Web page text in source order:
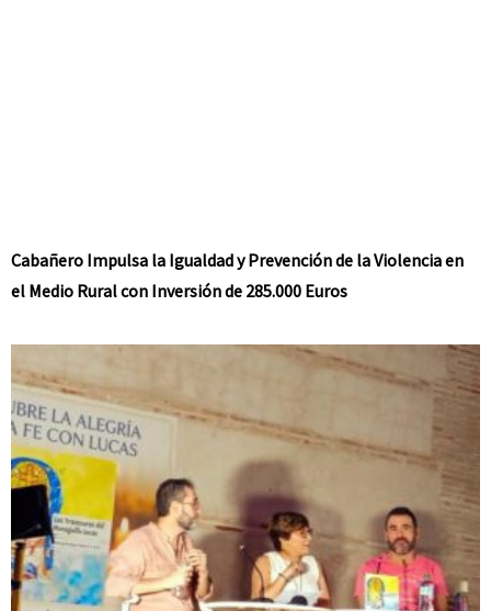
Cabañero Impulsa la Igualdad y Prevención de la Violencia en
el Medio Rural con Inversión de 285.000 Euros